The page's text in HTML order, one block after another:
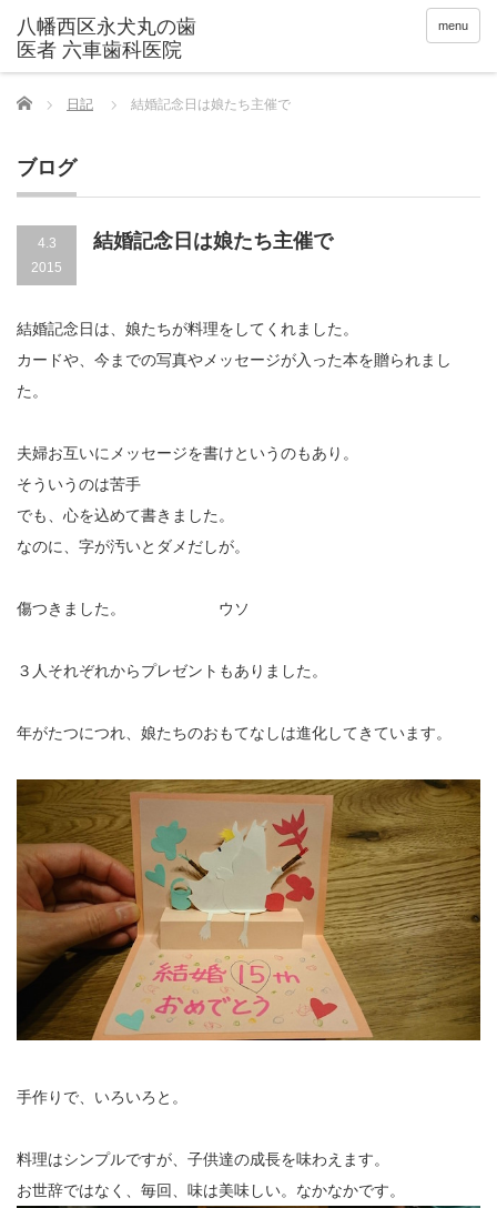
menu
Home 日記 結婚記念日は娘たち主催で
ブログ
4.3
2015
結婚記念日は娘たち主催で
結婚記念日は、娘たちが料理をしてくれました。
カードや、今までの写真やメッセージが入った本を贈られまし
た。
夫婦お互いにメッセージを書けというのもあり。
そういうのは苦手
でも、心を込めて書きました。
なのに、字が汚いとダメだしが。
傷つきました。 ウソ
３人それぞれからプレゼントもありました。
年がたつにつれ、娘たちのおもてなしは進化してきています。
手作りで、いろいろと。
料理はシンプルですが、子供達の成長を味わえます。
お世辞ではなく、毎回、味は美味しい。なかなかです。